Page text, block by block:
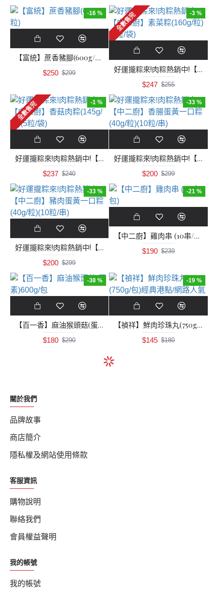
-16 %
【富統】蔗香豬腳(600g/粒)
$250 $299
-3 %
全數售完
好運攏粽來!肉粽熱銷中!【中二廚】素菜粽(160g/粒)(5粒/袋)
$247 $255
-1 %
全數售完
好運攏粽來!肉粽熱銷中!【中二廚】香菇肉粽(145g/粒)(5粒/袋)
$237 $240
-33 %
好運攏粽來!肉粽熱銷中!【中二廚】香腸蛋黃一口粽(40g/粒)(10粒/串)
$200 $299
-33 %
好運攏粽來!肉粽熱銷中!【中二廚】豬肉蛋黃一口粽(40g/粒)(10粒/串)
$200 $299
-21 %
【中二廚】雞肉串 (10串/包)
$190 $239
-38 %
【百一香】麻油猴頭菇(蛋素)600g/包
$180 $290
-19 %
【禎祥】鮮肉珍珠丸(750g/包)經典港點/網路人氣
$145 $180
關於我們
品牌故事
商店簡介
隱私權及網站使用條款
客服資訊
購物說明
聯絡我們
會員權益聲明
我的帳號
我的帳號